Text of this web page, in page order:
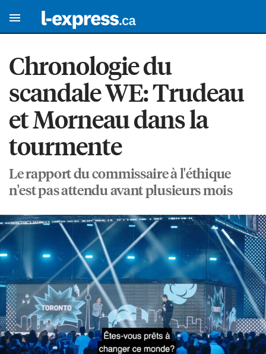
Chronologie du
scandale WE: Trudeau
et Morneau dans la
tourmente
Le rapport du commissaire à l'éthique
n'est pas attendu avant plusieurs mois